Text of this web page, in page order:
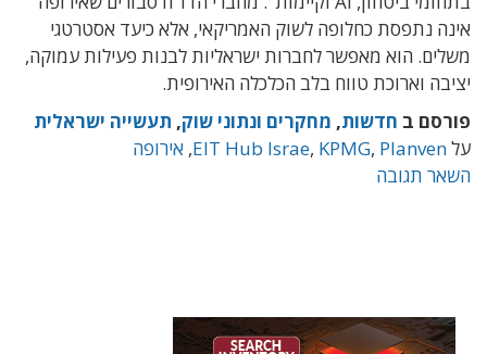
אינה נתפסת כחלופה לשוק האמריקאי, אלא כיעד אסטרטגי
משלים. הוא מאפשר לחברות ישראליות לבנות פעילות עמוקה,
יציבה וארוכת טווח בלב הכלכלה האירופית.
פורסם ב חדשות, מחקרים ונתוני שוק, תעשייה ישראלית
על
EIT Hub Israe, KPMG, Planven
, אירופה
השאר תגובה